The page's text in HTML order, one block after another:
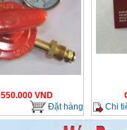
550.000VND
Đặt hàng
Chi